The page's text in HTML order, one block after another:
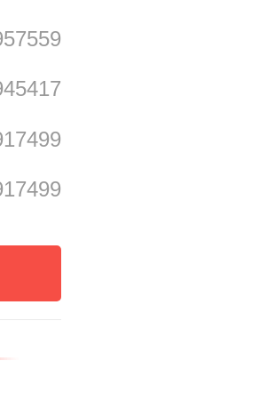
续多
场与
相辉
的传
技
穿梭
不